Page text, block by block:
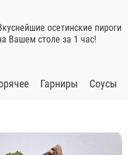
осетинские пироги
Вашем столе за 1 час!
Гарниры Соусы